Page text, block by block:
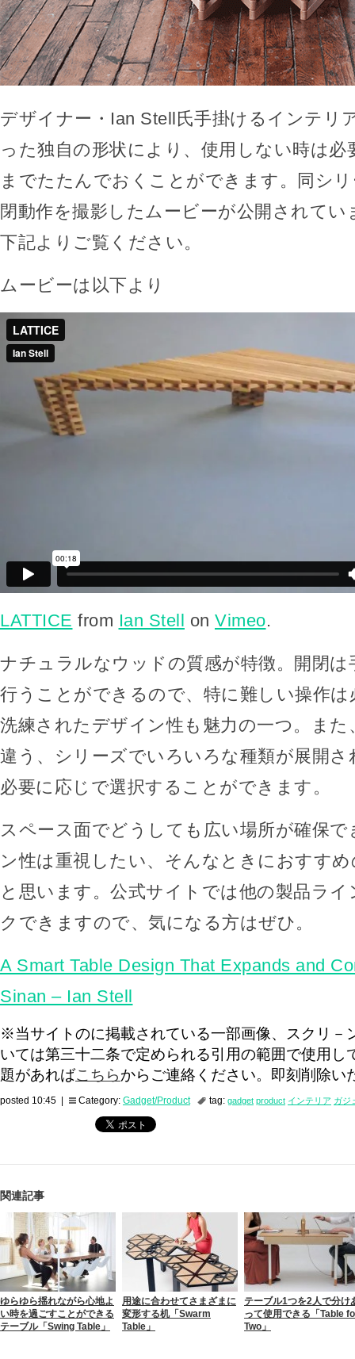
デザイナー・Ian Stell氏手掛けるインテリ
った独自の形状により、使用しない時は必
までたたんでおくことができます。同シ
閉動作を撮影したムービーが公開されて
下記よりご覧ください。
ムービーは以下より
LATTICE from Ian Stell on Vimeo.
ナチュラルなウッドの質感が特徴。開閉は
行うことができるので、特に難しい操作
洗練されたデザイン性も魅力の一つ。また
違う、シリーズでいろいろな種類が展開
必要に応じで選択することができます。
スペース面でどうしても広い場所が確保
ン性は重視したい、そんなときにおすす
と思います。公式サイトでは他の製品ラ
クできますので、気になる方はぜひ。
A Smart Table Design That Expands and
Sinan – Ian Stell
※当サイトのに掲載されている一部画像、スクリ－
いては第三十二条で定められる引用の範囲で使用し
題があればこちらからご連絡ください。即刻削除い
posted 10:45 | Category: Gadget/Product tag: gadget product インテリア ガジ
関連記事
ゆらゆら揺れながら心地よ
い時を過ごすことができる
テーブル「Swing Table」
用途に合わせてさまざまに
変形する机「Swarm
Table」
テーブル1つを2人で分け
って使用できる「Table
Two」